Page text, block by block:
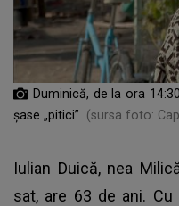
Duminică, de la ora
șase „pitici”
(sursa foto:
Iulian Duică, nea
sat, are 63 de ani.